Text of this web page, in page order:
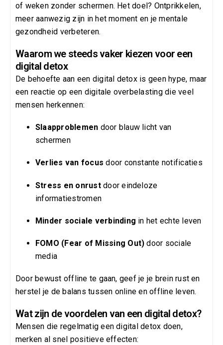
of weken zonder schermen. Het doel? Ontprikkelen,
meer aanwezig zijn in het moment en je mentale
gezondheid verbeteren.
Waarom we steeds vaker kiezen voor een
digital detox
De behoefte aan een digital detox is geen hype, maar
een reactie op een digitale overbelasting die veel
mensen herkennen:
Slaapproblemen door blauw licht van
schermen
Verlies van focus door constante notificaties
Stress en onrustdoor eindeloze
informatiestromen
Minder sociale verbinding in het echte leven
FOMO (Fear of Missing Out) door sociale
media
Door bewust offline te gaan, geef je je brein rust en
herstel je de balans tussen online en offline leven.
Wat zijn de voordelen van een digital detox?
Mensen die regelmatig een digital detox doen,
merken al snel positieve effecten: